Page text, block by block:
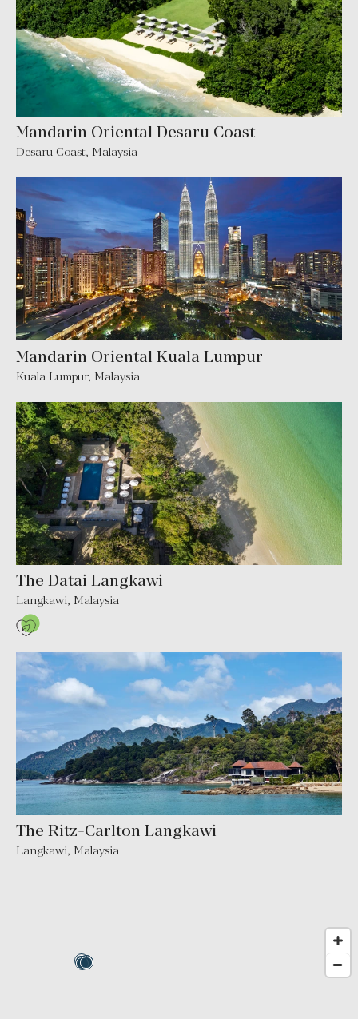
Mandarin Oriental Desaru Coast
Desaru Coast, Malaysia
Mandarin Oriental Kuala Lumpur
Kuala Lumpur, Malaysia
The Datai Langkawi
Langkawi, Malaysia
The Ritz-Carlton Langkawi
Langkawi, Malaysia